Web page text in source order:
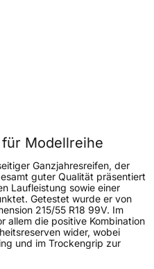
Modellreihe
Ganzjahresreifen, der
guter Qualität präsentiert
Laufleistung sowie einer
Getestet wurde er von
215/55 R18 99V. Im
allem die positive Kombination
wider, wobei
und im Trockengrip zur